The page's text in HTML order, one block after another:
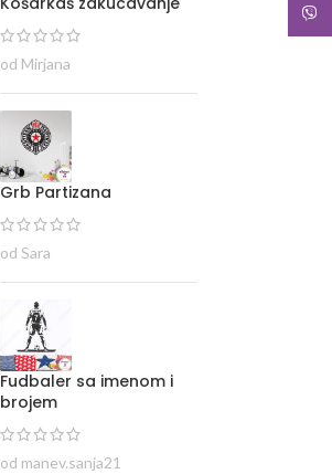
od Mirjana
Grb Partizana
od Sara
Fudbaler sa imenom i
brojem
od manev.sanja21
Viber